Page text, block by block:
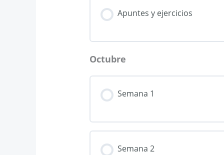
Apuntes y ejercicios
Octubre
Semana 1
Semana 2